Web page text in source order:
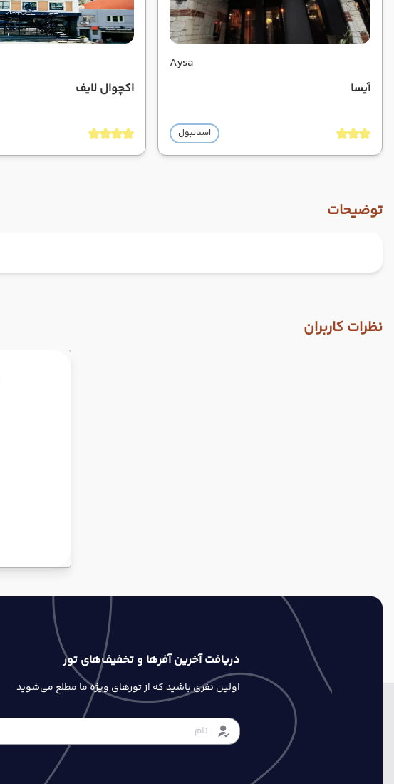
Aysa
آیسا
استانبول
اکچوال لایف
توضیحات
نظرات کاربران
دریافت آخرین آفرها و تخفیف‌های تور
اولین نفری باشید که از تورهای ویژه ما مطلع می‌شوید